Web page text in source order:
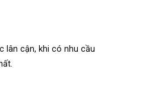
lân cận, khi có nhu cầu